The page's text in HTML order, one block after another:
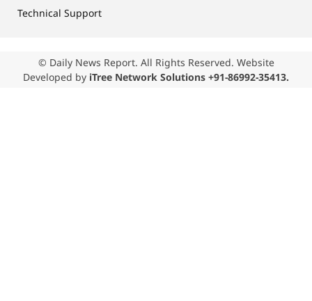
Technical Support
© Daily News Report. All Rights Reserved. Website
Developed by iTree Network Solutions +91-86992-35413.